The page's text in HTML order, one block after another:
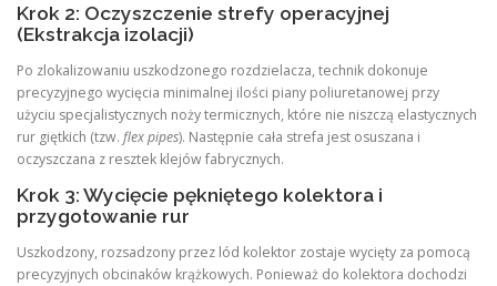
Krok 2: Oczyszczenie strefy operacyjnej
(Ekstrakcja izolacji)
Po zlokalizowaniu uszkodzonego rozdzielacza, technik dokonuje
precyzyjnego wycięcia minimalnej ilości piany poliuretanowej przy
użyciu specjalistycznych noży termicznych, które nie niszczą elastycznych
rur giętkich (tzw. flex pipes). Następnie cała strefa jest osuszana i
oczyszczana z resztek klejów fabrycznych.
Krok 3: Wycięcie pękniętego kolektora i
przygotowanie rur
Uszkodzony, rozsadzony przez lód kolektor zostaje wycięty za pomocą
precyzyjnych obcinaków krążkowych. Ponieważ do kolektora dochodzi